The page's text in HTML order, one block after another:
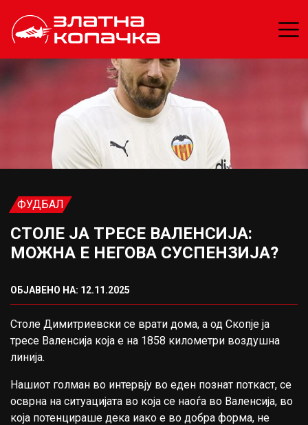
ФУДБАЛ
СТОЛЕ ЈА ТРЕСЕ ВАЛЕНСИЈА:
МОЖНА Е НЕГОВА СУСПЕНЗИЈА?
ОБЈАВЕНО НА: 12.11.2025
Столе Димитриевски се врати дома, а од Скопје ја
тресе Валенсија која е на 1858 километри воздушна
линија.
Нашиот голман во интервју во еден познат поткаст, се
осврна на ситуацијата во која се наоѓа во Валенсија, во
која потенцираше дека иако е во добра форма, не